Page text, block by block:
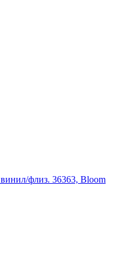
флиз. 36363, Bloom